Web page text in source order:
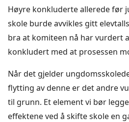
Høyre konkluderte allerede før
skole burde avvikles gitt
bra at komiteen nå har vurdert
konkludert med at prosessen
Når det gjelder
flytting av denne er det andre
til grunn. Et element vi bør
effektene ved å skifte skole en